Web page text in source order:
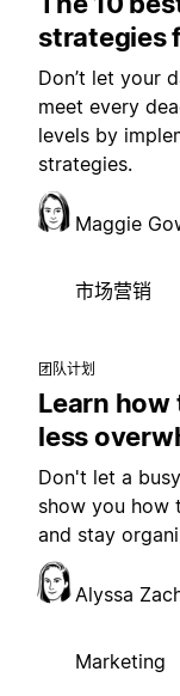
strategies
Don’t let your
meet every
levels by
strategies.
Maggie
市场营销
团队计划
Learn how
less
Don't let a
show you how
and stay
Alyssa
Marketing